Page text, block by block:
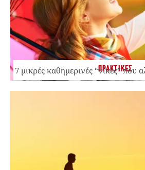
ΠΡΑΚΤΙΚΕΣ
7 μικρές καθημερινές “νίκες” που